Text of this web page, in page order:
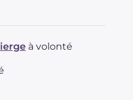
à volonté